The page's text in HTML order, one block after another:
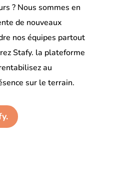
? Nous sommes en
de nouveaux
nos équipes partout
Stafy. la plateforme
au
sur le terrain.